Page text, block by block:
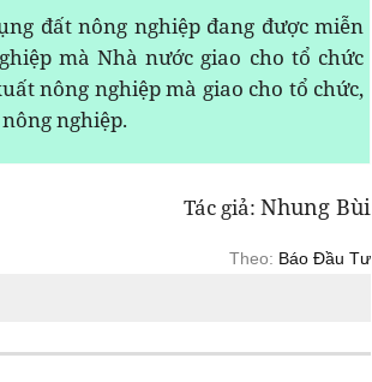
đất nông nghiệp đang được miễn
mà Nhà nước giao cho tổ chức
nông nghiệp mà giao cho tổ chức,
nghiệp.
Tác giả: Nhung Bùi
Theo: Báo Đầu Tư